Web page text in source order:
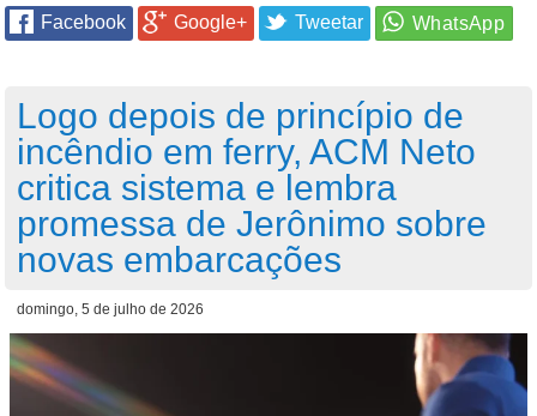
Facebook Google+ Tweetar
Logo depois de princípio de
incêndio em ferry, ACM Neto
critica sistema e lembra
promessa de Jerônimo sobre
novas embarcações
domingo, 5 de julho de 2026